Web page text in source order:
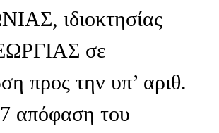
ιδιοκτησίας
σε
προς την υπ’ αριθ.
απόφαση του